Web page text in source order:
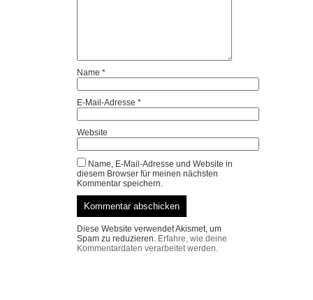
Name *
E-Mail-Adresse *
Website
Name, E-Mail-Adresse und Website in
diesem Browser für meinen nächsten
Kommentar speichern.
Diese Website verwendet Akismet, um
Spam zu reduzieren. Erfahre, wie deine
Kommentardaten verarbeitet werden.